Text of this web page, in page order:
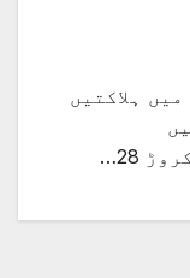
میں ہلاکتیں
گئیں